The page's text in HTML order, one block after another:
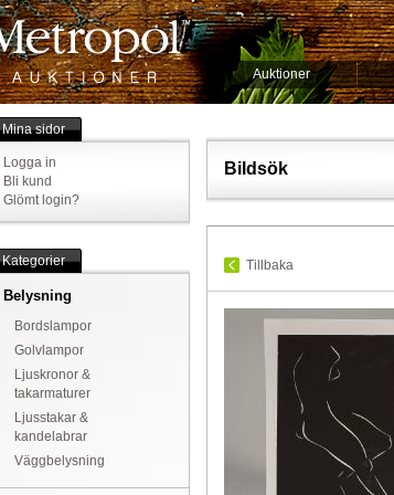
Auktioner
Mina sidor
Logga in
Bli kund
Glömt login?
Kategorier
Belysning
Bordslampor
Golvlampor
Ljuskronor &
takarmaturer
Ljusstakar &
kandelabrar
Väggbelysning
Bildsök
Tillbaka